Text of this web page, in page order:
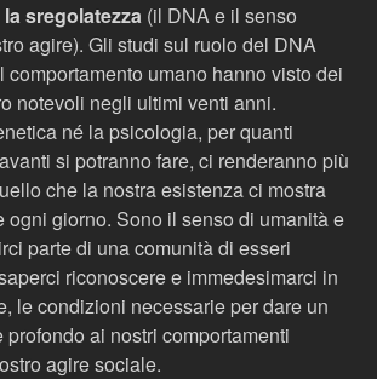
sregolatezza (il DNA e il senso
agire). Gli studi sul ruolo del DNA
comportamento umano hanno visto dei
notevoli negli ultimi venti anni.
né la psicologia, per quanti
si potranno fare, ci renderanno più
che la nostra esistenza ci mostra
ogni giorno. Sono il senso di umanità e
parte di una comunità di esseri
riconoscere e immedesimarci in
le condizioni necessarie per dare un
ai nostri comportamenti
agire sociale.